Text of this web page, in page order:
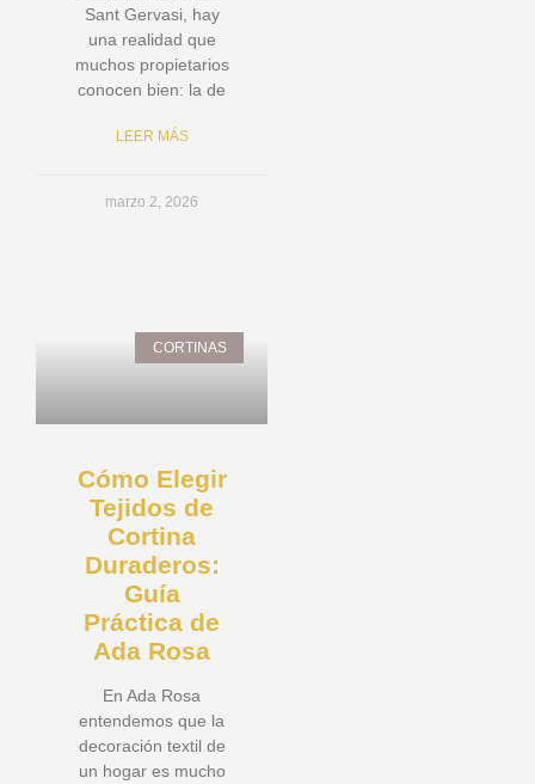
Sant Gervasi, hay
una realidad que
muchos propietarios
conocen bien: la de
LEER MÁS
marzo 2, 2026
CORTINAS
Cómo Elegir
Tejidos de
Cortina
Duraderos:
Guía
Práctica de
Ada Rosa
En Ada Rosa
entendemos que la
decoración textil de
un hogar es mucho